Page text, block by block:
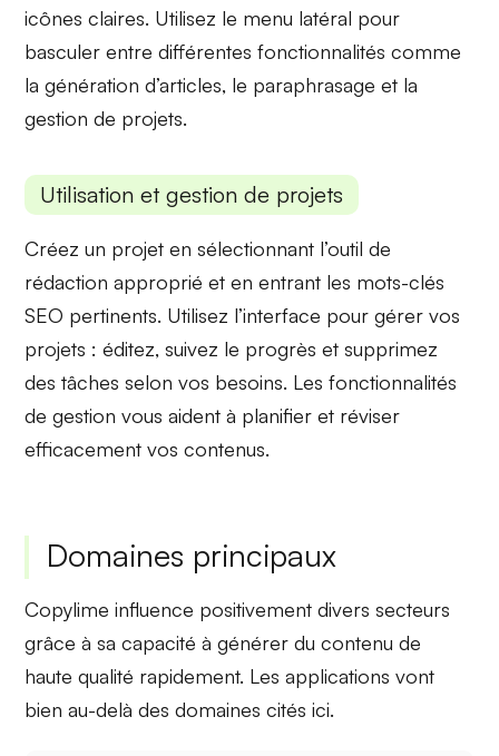
icônes claires. Utilisez le menu latéral pour
basculer entre différentes fonctionnalités comme
la génération d’articles, le paraphrasage et la
gestion de projets.
Utilisation et gestion de projets
Créez un projet en sélectionnant l’outil de
rédaction approprié et en entrant les mots-clés
SEO pertinents. Utilisez l’interface pourgérer vos
projets : éditez, suivez le progrès et supprimez
des tâches selon vos besoins. Les fonctionnalités
de gestion vous aident à planifier et réviser
efficacement vos contenus.
Domaines principaux
Copylime influence positivement divers secteurs
grâce à sa capacité àgénérer du contenu de
haute qualité rapidement. Les applications vont
bien au-delà des domaines cités ici.